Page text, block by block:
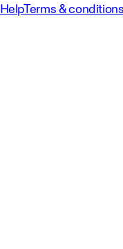
HelpTerms &